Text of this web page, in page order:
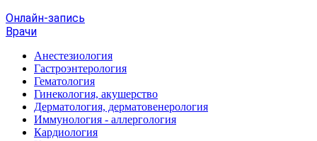
Онлайн-запись
Врачи
Анестезиология
Гастроэнтерология
Гематология
Гинекология, акушерство
Дерматология, дерматовенерология
Иммунология - аллергология
Кардиология